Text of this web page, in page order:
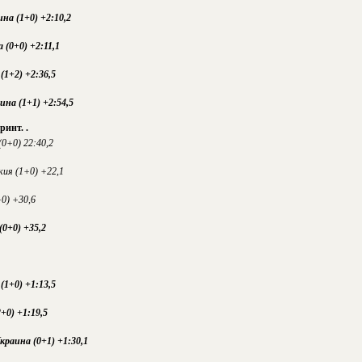
(1+0) +2:10,2
(0+0) +2:11,1
(1+2) +2:36,5
(1+1) +2:54,5
.
22:40,2
(1+0) +22,1
+30,6
+35,2
+1:13,5
+1:19,5
(0+1) +1:30,1